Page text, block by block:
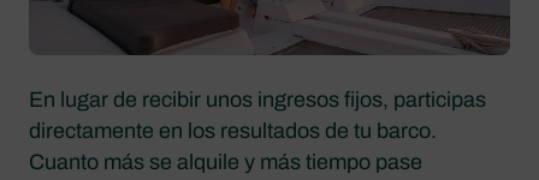
En lugar de recibir unos ingresos fijos, participas
directamente en los resultados de tu barco.
Cuanto más se alquile y más tiempo pase